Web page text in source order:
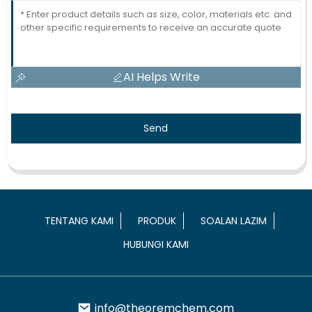
AI Helps Write
Send
TENTANG KAMI PRODUK
SOALAN LAZIM
HUBUNGI KAMI
info@theoremchem.com